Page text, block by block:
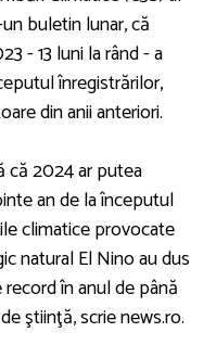
buletin lunar, că
- 13 luni la rând - a
înregistrărilor,
din anii anteriori.
că 2024 ar putea
an de la începutul
climatice provocate
natural El Nino au dus
în anul de până
ştiinţă, scrie news.ro.